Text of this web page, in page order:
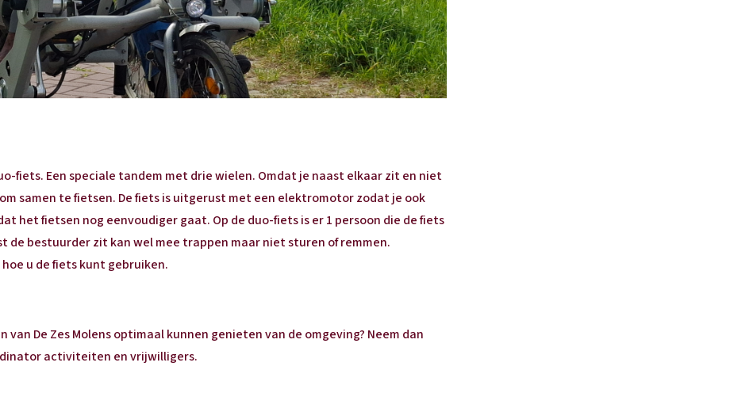
fiets. Een speciale tandem met drie wielen. Omdat je naast elkaar zit en niet
samen te fietsen. De fiets is uitgerust met een elektromotor zodat je ook
het fietsen nog eenvoudiger gaat. Op de duo-fiets is er 1 persoon die de fiets
de bestuurder zit kan wel mee trappen maar niet sturen of remmen.
u de fiets kunt gebruiken.
De Zes Molens optimaal kunnen genieten van de omgeving? Neem dan
activiteiten en vrijwilligers.